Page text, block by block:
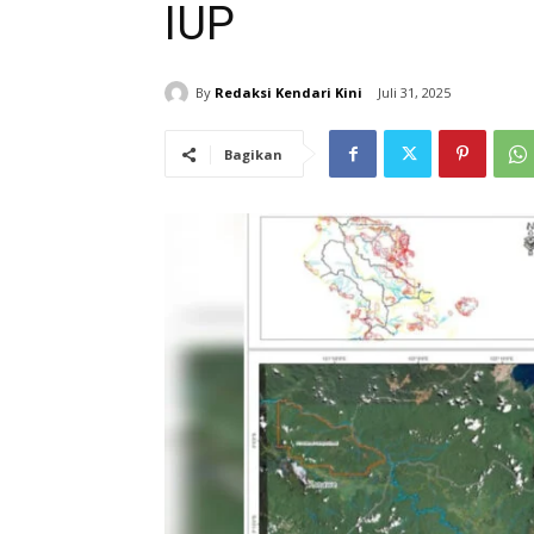
IUP
By Redaksi Kendari Kini Juli 31, 2025
Bagikan